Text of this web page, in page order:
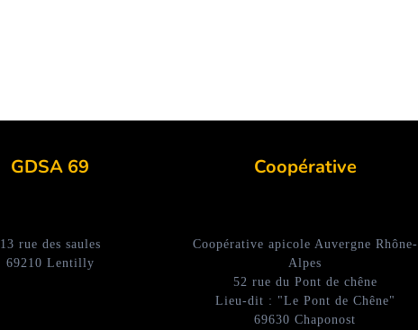
GDSA 69
13 rue des saules
69210 Lentilly
Coopérative
Coopérative apicole Auvergne Rhône-
Alpes
52 rue du Pont de chêne
Lieu-dit : "Le Pont de Chêne"
69630 Chaponost